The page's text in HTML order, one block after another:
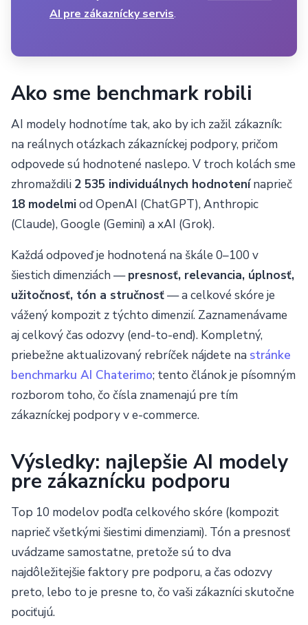
AI pre zákaznícky servis.
Ako sme benchmark robili
AI modely hodnotíme tak, ako by ich zažil zákazník:
na reálnych otázkach zákazníckej podpory, pričom
odpovede sú hodnotené naslepo. V troch kolách sme
zhromaždili 2 535 individuálnych hodnotenínaprieč
18 modelmiod OpenAI (ChatGPT), Anthropic
(Claude), Google (Gemini) a xAI (Grok).
Každá odpoveď je hodnotená na škále 0–100 v
šiestich dimenziách —presnosť, relevancia, úplnosť,
užitočnosť, tón a stručnosť— a celkové skóre je
vážený kompozit z týchto dimenzií. Zaznamenávame
aj celkový čas odozvy (end-to-end). Kompletný,
priebežne aktualizovaný rebríček nájdete na stránke
benchmarku AI Chaterimo; tento článok je písomným
rozborom toho, čo čísla znamenajú pre tím
zákazníckej podpory v e-commerce.
Výsledky: najlepšie AI modely
pre zákaznícku podporu
Top 10 modelov podľa celkového skóre (kompozit
naprieč všetkými šiestimi dimenziami). Tón a presnosť
uvádzame samostatne, pretože sú to dva
najdôležitejšie faktory pre podporu, a čas odozvy
preto, lebo to je presne to, čo vaši zákazníci skutočne
pociťujú.